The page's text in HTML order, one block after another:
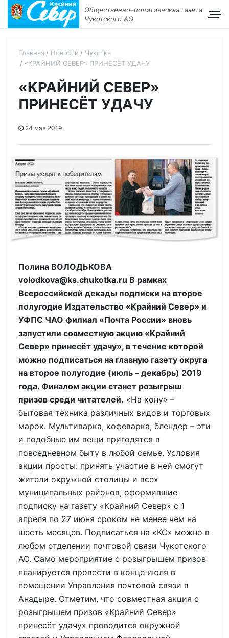
Общественно–политическая газета
Чукотского АО
Главная Новости
Чукотка
«КРАЙНИЙ СЕВЕР» ПРИНЕСЁТ УДАЧУ
«КРАЙНИЙ СЕВЕР»
ПРИНЕСЁТ УДАЧУ
24 мая 2019
Полина ВОЛОДЬКОВА
volodkova@ks.chukotka.ru В рамках
Всероссийской декады подписки на второе
полугодие Издательство «Крайний Север» и
УФПС ЧАО филиал «Почта России» вновь
запустили совместную акцию «Крайний
Север» принесёт удачу», в течение которой
можно подписаться на главную газету округа
на второе полугодие (июль – декабрь) 2019
года. Финалом акции станет розыгрыш
призов среди читателей. «На кону» –
бытовая техника различных видов и торговых
марок. Мультиварка, кофеварка, блендер – эти
и подобные им вещи пригодятся в
повседневном быту в любой семье. Условия
акции просты: принять участие в ней смогут
жители окружной столицы и всех
муниципальных районов, оформившие
подписку на газету «Крайний Север» с 1
апреля по 27 июня сроком не менее чем на
шесть месяцев. Подписаться на «КС» можно в
любом отделении почтовой связи Чукотского
АО. Само мероприятие с розыгрышем призов
планируется провести в конце июля в
помещении Управления почтовой связи в
Анадыре. Отметим, что совместная акция с
розыгрышем призов «Крайний Север»
принесёт удачу» проводится окружной